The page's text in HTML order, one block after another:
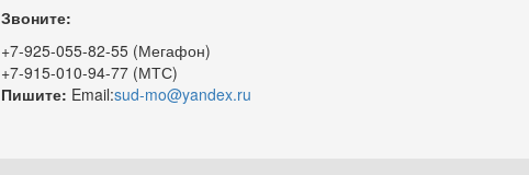
Звоните:
+7-925-055-82-55 (Мегафон)
+7-915-010-94-77 (МТС)
Пишите: Email:sud-mo@yandex.ru